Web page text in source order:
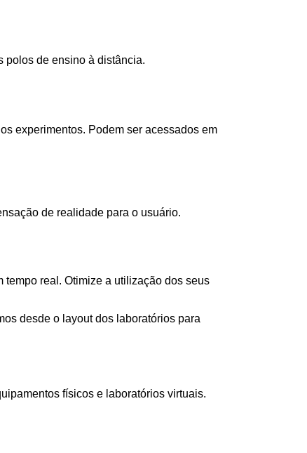
polos de ensino à distância.
experimentos. Podem ser acessados em
de realidade para o usuário.
real. Otimize a utilização dos seus
desde o layout dos laboratórios para
físicos e laboratórios virtuais.